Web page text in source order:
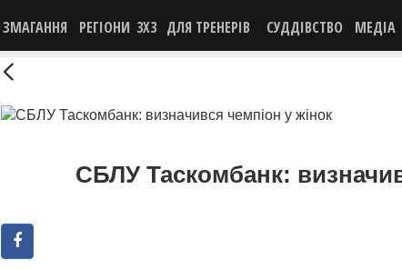
ЗМАГАННЯ РЕГІОНИ 3X3 ДЛЯ ТРЕНЕРІВ СУДДІВСТВО МЕДІА
СБЛУ Таскомбанк: